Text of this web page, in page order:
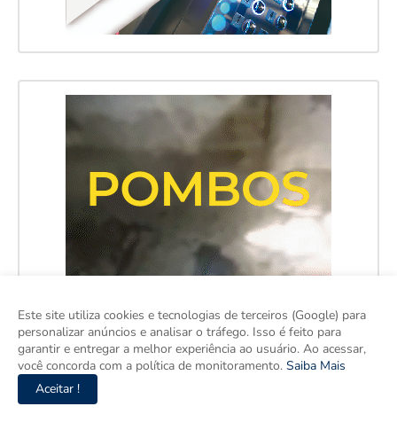
Este site utiliza cookies e tecnologias de terceiros (Google) para
personalizar anúncios e analisar o tráfego. Isso é feito para
garantir e entregar a melhor experiência ao usuário. Ao acessar,
você concorda com a política de monitoramento. Saiba Mais
Aceitar !